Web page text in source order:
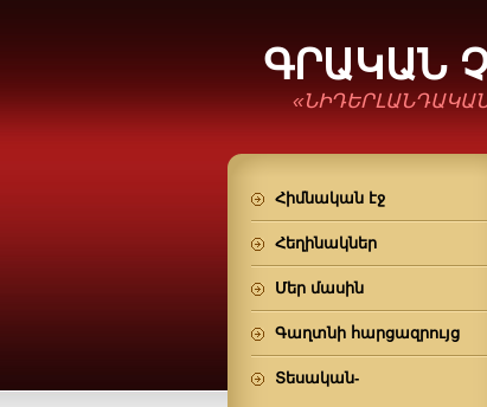
ԳՐԱԿԱՆ
Հիմնական էջ
Հեղինակներ
Մեր մասին
Գաղտնի հարցազրույց
Տեսական-